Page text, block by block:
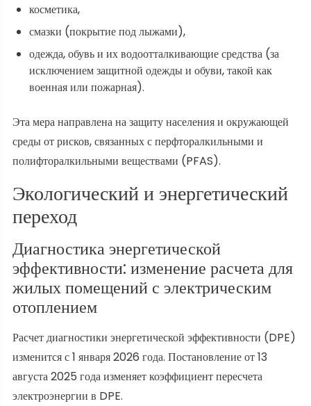
косметика,
смазки (покрытие под лыжами),
одежда, обувь и их водоотталкивающие средства (за
исключением защитной одежды и обуви, такой как
военная или пожарная).
Эта мера направлена на защиту населения и окружающей
среды от рисков, связанных с перфторалкильными и
полифторалкильными веществами (PFAS).
Экологический и энергетический
переход
Диагностика энергетической
эффективности: изменение расчета для
жилых помещений с электрическим
отоплением
Расчет диагностики энергетической эффективности (DPE)
изменится с 1 января 2026 года. Постановление от 13
августа 2025 года изменяет коэффициент пересчета
электроэнергии в DPE.